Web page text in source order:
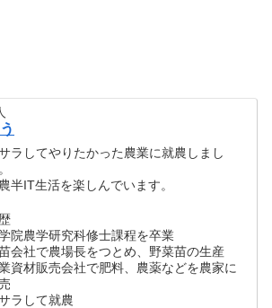
ラしてやりたかった農業に就農しまし
半IT生活を楽しんでいます。
院農学研究科修士課程を卒業
会社で農場長をつとめ、野菜苗の生産
資材販売会社で肥料、農薬などを農家に
ラして就農